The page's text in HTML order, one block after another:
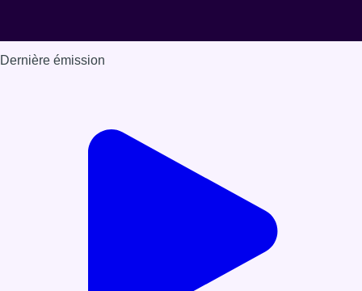
Dernière émission